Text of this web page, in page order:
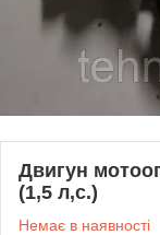
Двигун
(1,5 л,с.)
Немає в наявності